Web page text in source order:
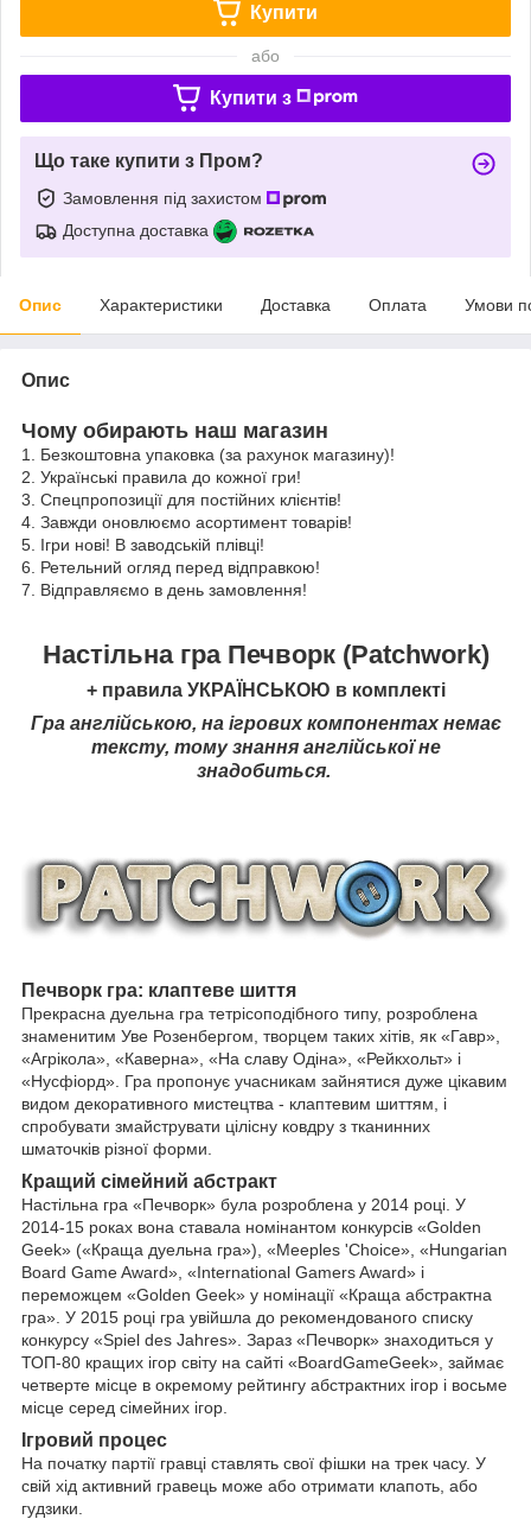
Купити
або
Купити з
Що таке купити з Пром?
Замовлення під захистом
Доступна доставка
Опис Характеристики Доставка Оплата Умови
Опис
Чому обирають наш магазин
1. Безкоштовна упаковка (за рахунок магазину)!
2. Українські правила до кожної гри!
3. Спецпропозиції для постійних клієнтів!
4. Завжди оновлюємо асортимент товарів!
5. Ігри нові! В заводській плівці!
6. Ретельний огляд перед відправкою!
7. Відправляємо в день замовлення!
Настільна гра Печворк (Patchwork)
+ правила УКРАЇНСЬКОЮ в комплекті
Гра англійською, на ігрових компонентах немає
тексту, тому знання англійської не
знадобиться.
Печворк гра: клаптеве шиття
Прекрасна дуельна гра тетрісоподібного типу, розроблена
знаменитим Уве Розенбергом, творцем таких хітів, як «Гавр»,
«Агрікола», «Каверна», «На славу Одіна», «Рейкхольт» і
«Нусфіорд». Гра пропонує учасникам зайнятися дуже цікавим
видом декоративного мистецтва - клаптевим шиттям, і
спробувати змайструвати цілісну ковдру з тканинних
шматочків різної форми.
Кращий сімейний абстракт
Настільна гра «Печворк» була розроблена у 2014 році. У
2014-15 роках вона ставала номінантом конкурсів «Golden
Geek» («Краща дуельна гра»), «Meeples 'Choice», «Hungarian
Board Game Award», «International Gamers Award» і
переможцем «Golden Geek» у номінації «Краща абстрактна
гра». У 2015 році гра увійшла до рекомендованого списку
конкурсу «Spiel des Jahres». Зараз «Печворк» знаходиться у
ТОП-80 кращих ігор світу на сайті «BoardGameGeek», займає
четверте місце в окремому рейтингу абстрактних ігор і восьме
місце серед сімейних ігор.
Ігровий процес
На початку партії гравці ставлять свої фішки на трек часу. У
свій хід активний гравець може або отримати клапоть, або
гудзики.